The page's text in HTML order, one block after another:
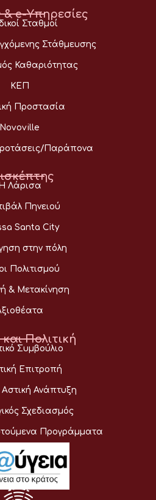
e-Υπηρεσίες
Σταθμοί
Στάθμευσης
Καθαριότητας
ΚΕΠ
Προστασία
Novoville
Παράπονα
Η Λάρισα
Πηνειού
Santa City
στην πόλη
Πολιτισμού
& Μετακίνηση
Πολιτική
Συμβούλιο
Επιτροπή
Αστική Ανάπτυξη
Σχεδιασμός
Προγράμματα